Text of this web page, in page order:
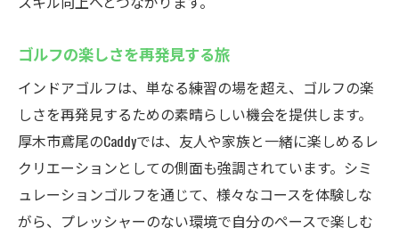
ゴルフの楽しさを再発見する旅
インドアゴルフは、単なる練習の場を超え、ゴルフの楽
しさを再発見するための素晴らしい機会を提供します。
厚木市鳶尾のCaddyでは、友人や家族と一緒に楽しめるレ
クリエーションとしての側面も強調されています。シミ
ュレーションゴルフを通じて、様々なコースを体験しな
がら、プレッシャーのない環境で自分のペースで楽しむ